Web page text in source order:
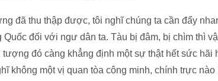
đã thu thập được, tôi nghĩ chúng ta cần đẩy
Quốc đối với ngư dân ta. Tàu bị đâm, bị chìm thì
đó càng khẳng định một sự thật hết sức hãi
không một vị quan tòa công minh, chính trực